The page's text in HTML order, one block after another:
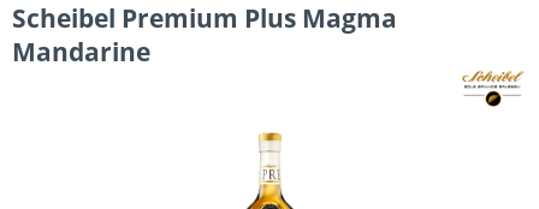
Scheibel Premium Plus Magma
Mandarine